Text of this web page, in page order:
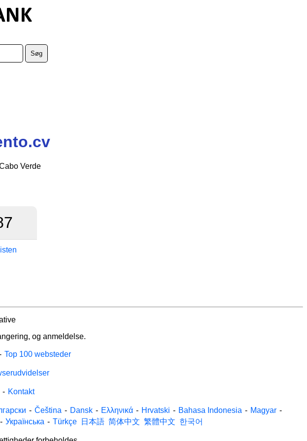
Verde
og anmeldelse.
Top 100 websteder
- Kontakt
- Čeština - Dansk - Ελληνικά - Hrvatski - Bahasa Indonesia - Magyar -
- Українська - Türkçe 日本語 简体中文 繁體中文 한국어